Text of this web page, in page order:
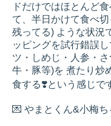
ドだけではほとんど
て、半日かけて食べ
残ってる) ような状況
ッピングを試行錯誤
ツ・しめじ・人参・
牛・豚等)を 煮たり炒
食する❣️という感じで
💌 やまとくん&小梅ち